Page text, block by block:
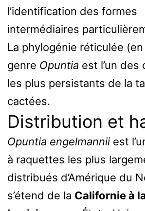
l’identification des formes
intermédiaires
La phylogénie réticulée
genre Opuntia est l’un
les plus persistants de la
cactées.
Distribution et
Opuntia engelmanniiest
à raquettes les plus
distribués d’Amérique du
s’étend de la Californie à